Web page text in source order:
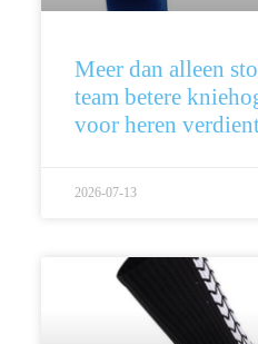
Meer dan alleen
team betere
voor heren
2026-07-13